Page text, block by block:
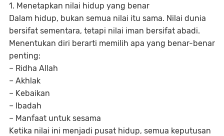
1. Menetapkan nilai hidup yang benar
Dalam hidup, bukan semua nilai itu sama. Nilai dunia
bersifat sementara, tetapi nilai iman bersifat abadi.
Menentukan diri berarti memilih apa yang benar-benar
penting:
– Ridha Allah
– Akhlak
– Kebaikan
– Ibadah
– Manfaat untuk sesama
Ketika nilai ini menjadi pusat hidup, semua keputusan